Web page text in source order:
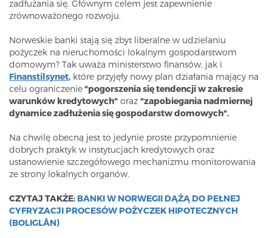
zadłużania się. Głównym celem jest zapewnienie
zrównoważonego rozwoju.
Norweskie banki stają się zbyt liberalne w udzielaniu
pożyczek na nieruchomości lokalnym gospodarstwom
domowym? Tak uważa ministerstwo finansów, jak i
Finanstilsynet, które przyjęły nowy plan działania mający na
celu ograniczenie"pogorszenia się tendencji w zakresie
warunków kredytowych" oraz "zapobiegania nadmiernej
dynamice zadłużenia się gospodarstw domowych".
Na chwilę obecną jest to jedynie proste przypomnienie
dobrych praktyk w instytucjach kredytowych oraz
ustanowienie szczegółowego mechanizmu monitorowania
ze strony lokalnych organów.
CZYTAJ TAKŻE: BANKI W NORWEGII DĄŻĄ DO PEŁNEJ
CYFRYZACJI PROCESÓW POŻYCZEK HIPOTECZNYCH
(BOLIGLÅN)